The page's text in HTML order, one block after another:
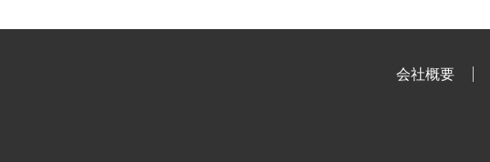
会社概要